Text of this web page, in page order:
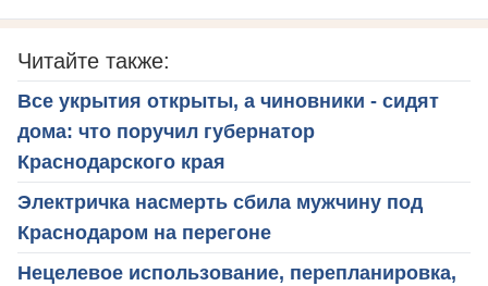
Читайте также:
Все укрытия открыты, а чиновники - сидят
дома: что поручил губернатор
Краснодарского края
Электричка насмерть сбила мужчину под
Краснодаром на перегоне
Нецелевое использование, перепланировка,